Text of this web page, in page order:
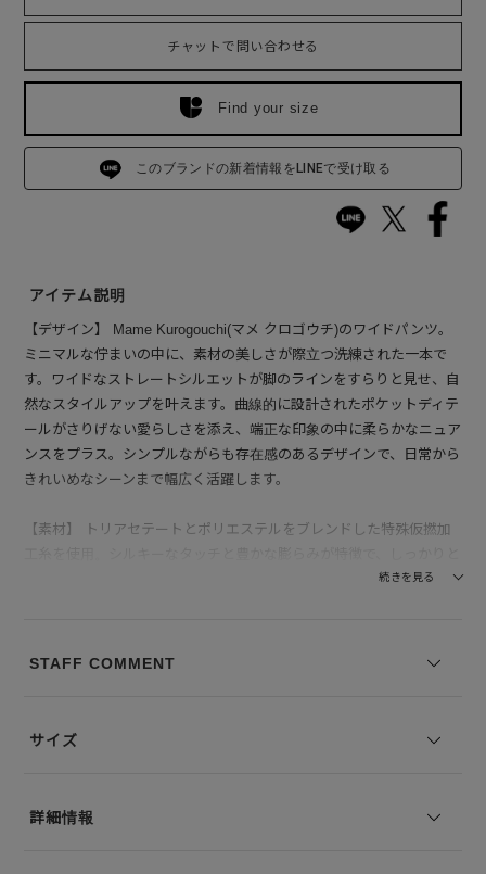
チャットで問い合わせる
Find your size
このブランドの新着情報をLINEで受け取る
アイテム説明
【デザイン】 Mame Kurogouchi(マメ クロゴウチ)のワイドパンツ。
ミニマルな佇まいの中に、素材の美しさが際立つ洗練された一本で
す。ワイドなストレートシルエットが脚のラインをすらりと見せ、自
然なスタイルアップを叶えます。曲線的に設計されたポケットディテ
ールがさりげない愛らしさを添え、端正な印象の中に柔らかなニュア
ンスをプラス。シンプルながらも存在感のあるデザインで、日常から
きれいめなシーンまで幅広く活躍します。
【素材】 トリアセテートとポリエステルをブレンドした特殊仮撚加
した質感と上品な落ち感を両立しています。絹のような光沢と深みの
--------------------------------
続きを見る
STAFF COMMENT
サイズ
詳細情報